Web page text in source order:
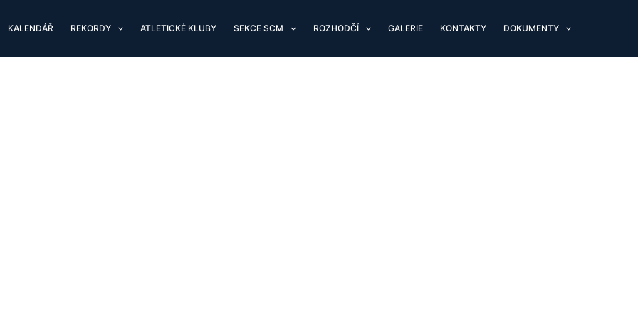
KALENDÁŘ REKORDY ATLETICKÉ KLUBY SEKCE SCM ROZHODČÍ GALERIE KONTAKTY DOKUMENTY